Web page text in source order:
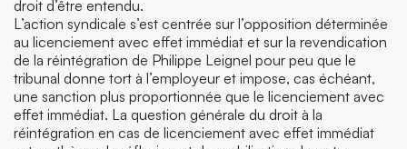
droit d’être entendu.
L’action syndicale s’est centrée sur l’opposition déterminée
au licenciement avec effet immédiat et sur la revendication
de la réintégration de Philippe Leignel pour peu que le
tribunal donne tort à l’employeur et impose, cas échéant,
une sanction plus proportionnée que le licenciement avec
effet immédiat. La question générale du droit à la
réintégration en cas de licenciement avec effet immédiat